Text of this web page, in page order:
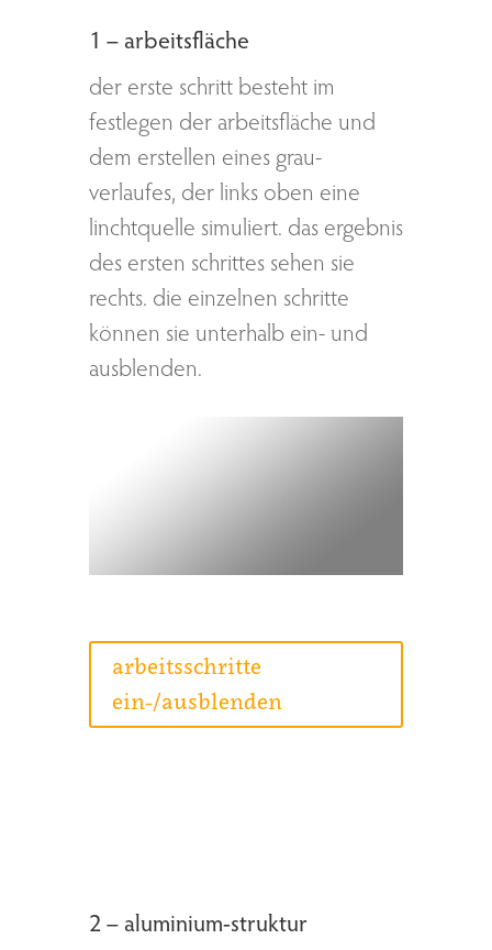
1 – arbeitsfläche
der erste schritt besteht im
festlegen der arbeitsfläche und
dem erstellen eines grau-
verlaufes, der links oben eine
linchtquelle simuliert. das ergebnis
des ersten schrittes sehen sie
rechts. die einzelnen schritte
können sie unterhalb ein- und
ausblenden.
arbeitsschritte
ein-/ausblenden
2 – aluminium-struktur